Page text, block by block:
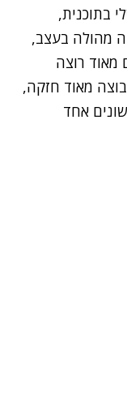
בתוכנית,
מהולה בעצב,
רוצה
מאוד חזקה,
אחד